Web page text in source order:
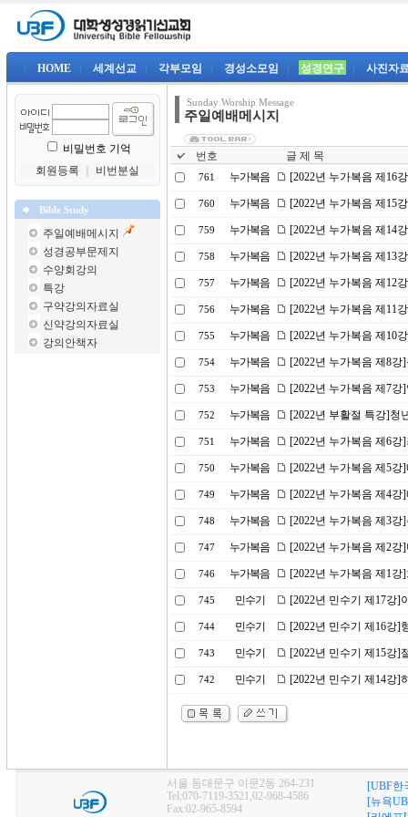
HOME 세계선교 각부모임 경성소모임 성경연구 사진자
비밀번호 기억
회원등록
비번분실
Bible Study
주일예배메시지
성경공부문제지
수양회강의
특강
구약강의자료실
신약강의자료실
강의안책자
Sunday Worship Message
주일예배메시지
번호 글 제 목
761 누가복음 [2022년 누가복음 제16
760 누가복음 [2022년 누가복음 제15
759 누가복음 [2022년 누가복음 제14
758 누가복음 [2022년 누가복음 제13
757 누가복음 [2022년 누가복음 제12
756 누가복음 [2022년 누가복음 제11
755 누가복음 [2022년 누가복음 제10
754 누가복음 [2022년 누가복음 제8
753 누가복음 [2022년 누가복음 제7
752 누가복음 [2022년 부활절 특강]청
751 누가복음 [2022년 누가복음 제6
750 누가복음 [2022년 누가복음 제5
749 누가복음 [2022년 누가복음 제4
748 누가복음 [2022년 누가복음 제3
747 누가복음 [2022년 누가복음 제2
746 누가복음 [2022년 누가복음 제1
745 민수기 [2022년 민수기 제17강]
744 민수기 [2022년 민수기 제16강]
743 민수기 [2022년 민수기 제15강]
742 민수기 [2022년 민수기 제14강]
서울 동대문구 이문2동 264-231
Tel:070-7119-3521,02-968-4586
Fax:02-965-8594
[UBF한
[뉴욕